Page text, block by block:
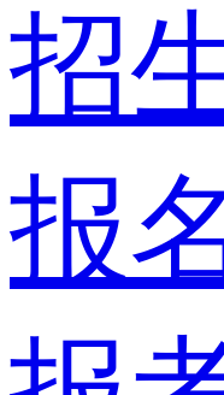
招
报